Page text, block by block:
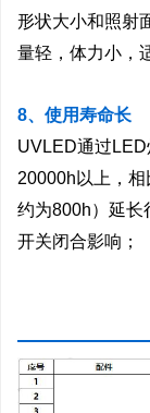
形状大小和照射
量轻，体力小，
8、使用寿命长
UVLED通过
20000h以上，
约为800h）延长
开关闭合影响；